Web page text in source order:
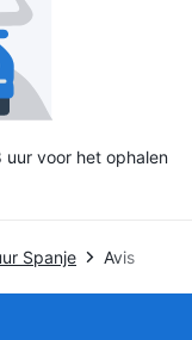
uur voor het ophalen
Spanje Avis